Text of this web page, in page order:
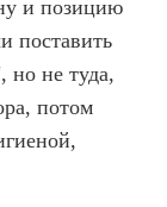
и позицию
поставить
но не туда,
потом